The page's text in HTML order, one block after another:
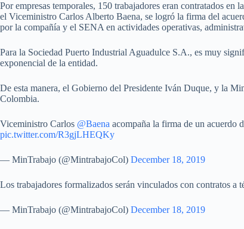
Por empresas temporales, 150 trabajadores eran contratados
el Viceministro Carlos Alberto Baena, se logró la firma del
por la compañía y el SENA en actividades operativas,
Para la Sociedad Puerto Industrial Aguadulce S.A., es muy
exponencial de la entidad.
De esta manera, el Gobierno del Presidente Iván Duque, y la
Colombia.
Viceministro Carlos @Baena acompaña la firma de un acuerdo
pic.twitter.com/R3gjLHEQKy
— MinTrabajo (@MintrabajoCol) December 18, 2019
Los trabajadores formalizados serán vinculados con contratos
— MinTrabajo (@MintrabajoCol) December 18, 2019